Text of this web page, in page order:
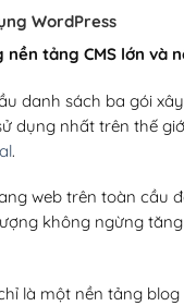
(1 năm)
(1 năm) (+950,000₫)
WordPress
tảng CMS lớn và
danh sách ba gói
dụng nhất trên thế
.
web trên toàn cầu
không ngừng
là một nền tảng